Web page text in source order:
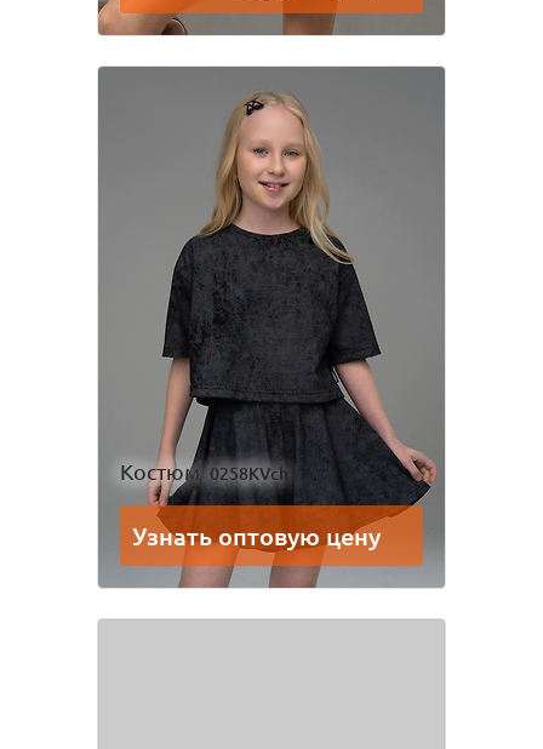
Костюм 0258KVch
Узнать оптовую цену